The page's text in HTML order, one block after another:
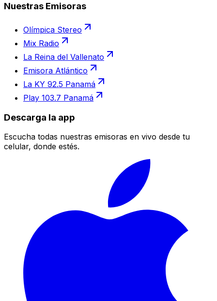
Nuestras Emisoras
Olímpica Stereo
Mix Radio
La Reina del Vallenato
Emisora Atlántico
La KY 92.5 Panamá
Play 103.7 Panamá
Descarga la app
Escucha todas nuestras emisoras en vivo desde tu
celular, donde estés.